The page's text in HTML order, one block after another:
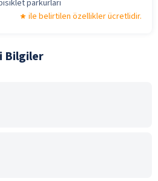
parkurları
ile belirtilen özellikler ücretlidir.
Bilgiler